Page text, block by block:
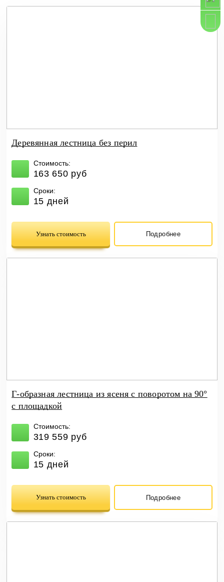
Деревянная лестница без перил
Стоимость:
163 650 руб
Сроки:
15 дней
Узнать стоимость Подробнее
Г-образная лестница из ясеня с поворотом на 90°
с площадкой
Стоимость:
319 559 руб
Сроки:
15 дней
Узнать стоимость Подробнее